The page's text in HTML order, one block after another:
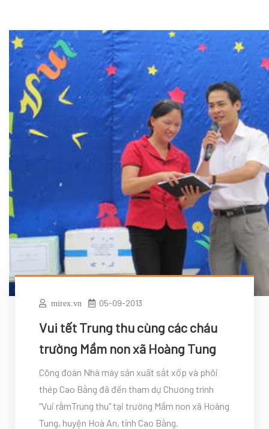
mirex.vn 05-09-2013
Vui tết Trung thu cùng các cháu
trường Mầm non xã Hoàng Tung
Công đoàn Nhà máy sản xuất sắt xốp và phôi
thép Cao Bằng đã đến tham dự Chương trình
“Vui rằmTrung thu” tại trường Mầm non xã Hoàng
Tung, huyện Hoà An, tỉnh Cao Bằng.